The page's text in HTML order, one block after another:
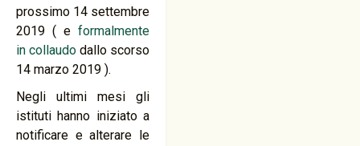
prossimo 14 settembre
2019 ( eformalmente
in collaudo dallo scorso
14 marzo 2019 ).
Negli ultimi mesi gli
istituti hanno iniziato a
notificare e alterare le